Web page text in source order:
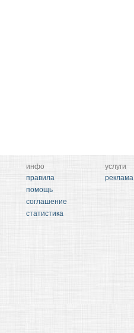
инфо
правила
помощь
соглашение
статистика
услуги
реклама